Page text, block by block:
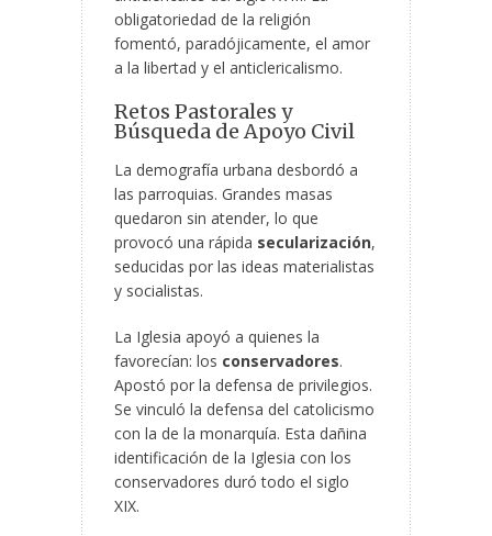
obligatoriedad de la religión
fomentó, paradójicamente, el amor
a la libertad y el anticlericalismo.
Retos Pastorales y
Búsqueda de Apoyo Civil
La demografía urbana desbordó a
las parroquias. Grandes masas
quedaron sin atender, lo que
provocó una rápida secularización,
seducidas por las ideas materialistas
y socialistas.
La Iglesia apoyó a quienes la
favorecían: los conservadores.
Apostó por la defensa de privilegios.
Se vinculó la defensa del catolicismo
con la de la monarquía. Esta dañina
identificación de la Iglesia con los
conservadores duró todo el siglo
XIX.